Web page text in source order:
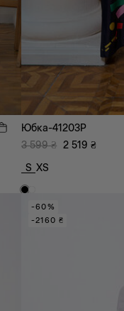
Юбка-41203P
3 599 ₴ 2 519 ₴
S XS
-60%
-2160 ₴